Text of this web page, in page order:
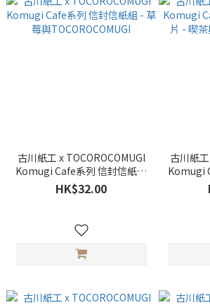
古川紙工 x TOCOROCOMUGI
Komugi Cafe系列 信封信紙組
- 草莓與TOCOROCOMUGI
HK$32.00
古川紙
Komugi